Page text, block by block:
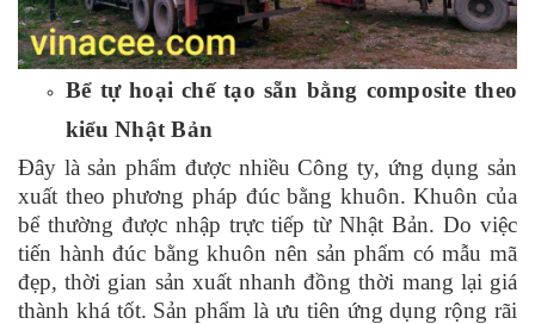
Bể tự hoại chế tạo sẵn bằng compositetheo
kiểu Nhật Bản
Đây là sản phẩm được nhiều Công ty, ứng dụng sản
xuất theo phương pháp đúc bằng khuôn. Khuôn của
bể thường được nhập trực tiếp từ Nhật Bản. Do việc
tiến hành đúc bằng khuôn nên sản phẩm có mẫu mã
đẹp, thời gian sản xuất nhanh đồng thời mang lại giá
thành khá tốt. Sản phẩm là ưu tiên ứng dụng rộng rãi